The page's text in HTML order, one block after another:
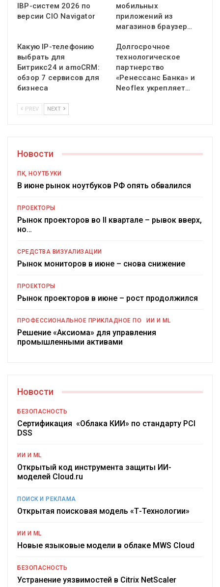
IBP-систем 2026 по
версии CIO Navigator
мобильных
приложений из
магазинов браузер…
Какую IP-телефонию
выбрать для
Битрикс24 и amoCRM:
обзор 7 сервисов для
бизнеса
Долгосрочное
технологическое
партнерство
«Ренессанс Банка» и
Neoflex укрепляет…
PREV NEXT
Новости
ПК, НОУТБУКИ
В июне рынок ноутбуков РФ опять обвалился
ПРОЕКТОРЫ
Рынок проекторов во II квартале – рывок вверх,
но…
СРЕДСТВА ВИЗУАЛИЗАЦИИ
Рынок мониторов в июне – снова снижение
ПРОЕКТОРЫ
Рынок проекторов в июне – рост продолжился
ПРОФЕССИОНАЛЬНОЕ ПРИКЛАДНОЕ ПО ИИ И ML
Решение «Аксиома» для управления
промышленными активами
Новости
БЕЗОПАСНОСТЬ
Сертификация «Облака КИИ» по стандарту PCI
DSS
ИИ И ML
Открытый код инструмента защиты ИИ-
моделей Cloud.ru
ПОИСК И РЕКЛАМА
Открытая поисковая модель «Т-Технологии»
ИИ И ML
Новые языковые модели в облаке MWS Cloud
БЕЗОПАСНОСТЬ
Устранение уязвимостей в Citrix NetScaler